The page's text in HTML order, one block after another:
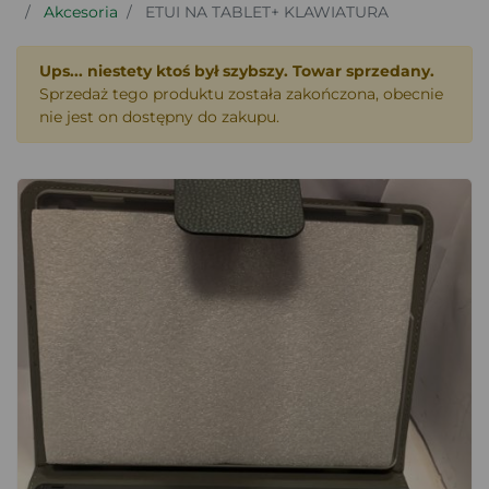
Akcesoria
ETUI NA TABLET+ KLAWIATURA
Ups... niestety ktoś był szybszy. Towar sprzedany.
Sprzedaż tego produktu została zakończona, obecnie
nie jest on dostępny do zakupu.